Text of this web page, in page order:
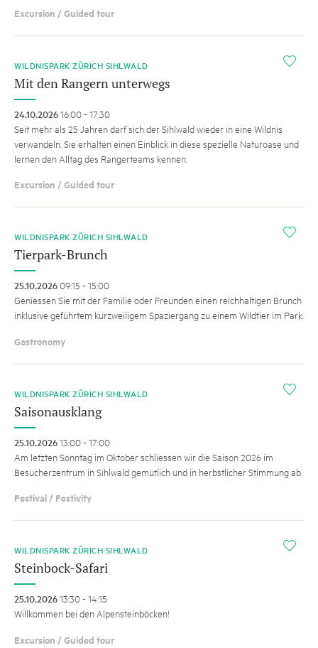
Excursion / Guided tour
i
WILDNISPARK ZÜRICH SIHLWALD
Mit den Rangern unterwegs
24.10.202616:00 - 17:30
Seit mehr als 25 Jahren darf sich der Sihlwald wieder in eine Wildnis
verwandeln. Sie erhalten einen Einblick in diese spezielle Naturoase und
lernen den Alltag des Rangerteams kennen.
Excursion / Guided tour
i
WILDNISPARK ZÜRICH SIHLWALD
Tierpark-Brunch
25.10.202609:15 - 15:00
Geniessen Sie mit der Familie oder Freunden einen reichhaltigen Brunch
inklusive geführtem kurzweiligem Spaziergang zu einem Wildtier im Park.
Gastronomy
i
WILDNISPARK ZÜRICH SIHLWALD
Saisonausklang
25.10.202613:00 - 17:00
Am letzten Sonntag im Oktober schliessen wir die Saison 2026 im
Besucherzentrum in Sihlwald gemütlich und in herbstlicher Stimmung ab.
Festival / Festivity
i
WILDNISPARK ZÜRICH SIHLWALD
Steinbock-Safari
25.10.202613:30 - 14:15
Willkommen bei den Alpensteinböcken!
Excursion / Guided tour